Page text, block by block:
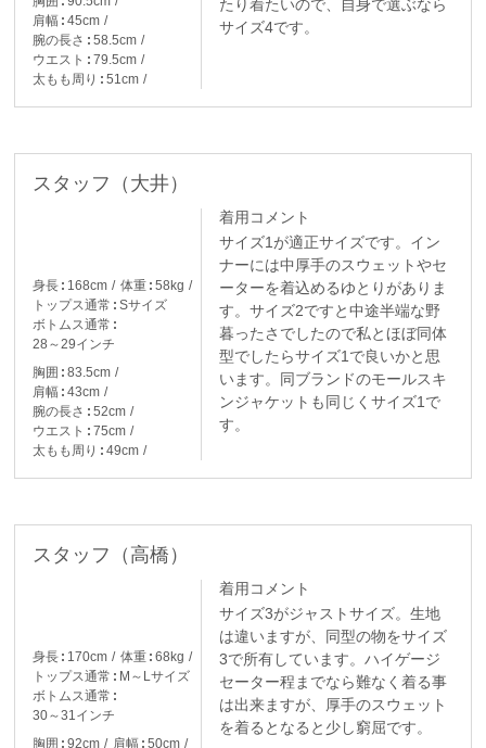
肩幅
45cm
腕の長さ
58.5cm
ウエスト
79.5cm
太もも周り
51cm
たり着たいので、自身で選ぶなら
サイズ4です。
スタッフ（大井）
身長 168cm 体重
58kg
トップス通常
Sサイズ
ボトムス通常
28～29インチ
胸囲
83.5cm
肩幅
43cm
腕の長さ
52cm
ウエスト
75cm
太もも周り
49cm
着用コメント
サイズ1が適正サイズです。イン
ナーには中厚手のスウェットやセ
ーターを着込めるゆとりがありま
す。サイズ2ですと中途半端な野
暮ったさでしたので私とほぼ同体
型でしたらサイズ1で良いかと思
います。同ブランドのモールスキ
ンジャケットも同じくサイズ1で
す。
スタッフ（高橋）
身長 170cm 体重
68kg
トップス通常
M～Lサイズ
ボトムス通常
30～31インチ
胸囲
92cm 肩幅
50cm
着用コメント
サイズ3がジャストサイズ。生地
は違いますが、同型の物をサイズ
3で所有しています。ハイゲージ
セーター程までなら難なく着る事
は出来ますが、厚手のスウェット
を着るとなると少し窮屈です。